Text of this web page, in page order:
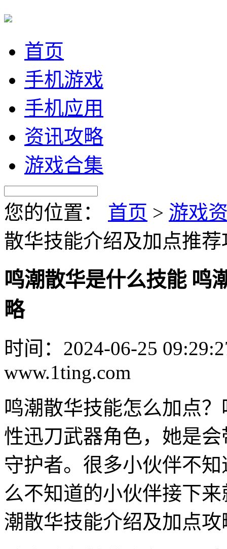
首页
手机游戏
手机应用
资讯攻略
游戏合集
您的位置： 首页 > 游戏
散华技能介绍及加点推荐
鸣潮散华是什么技能 鸣
略
时间：2024-06-25
www.1ting.com
鸣潮散华技能怎么加点
性迅刀武器角色，她是
守护者。很多小伙伴不
么不知道的小伙伴接下
潮散华技能介绍及加点攻